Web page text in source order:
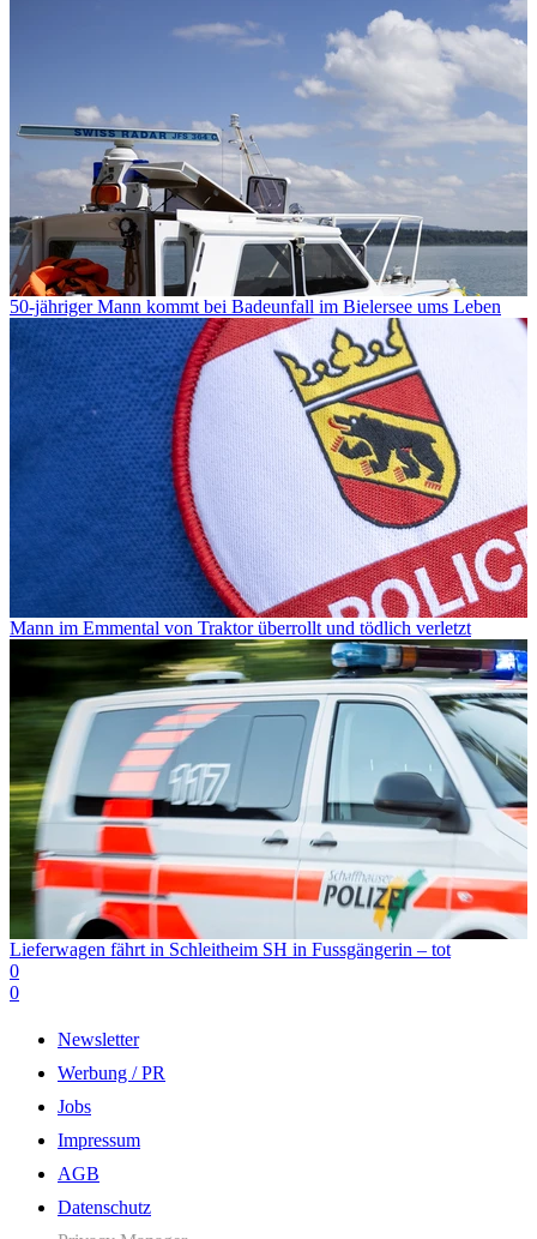
50-jähriger Mann kommt bei Badeunfall im Bielersee ums Leben
Mann im Emmental von Traktor überrollt und tödlich verletzt
Lieferwagen fährt in Schleitheim SH in Fussgängerin – tot
0
0
Newsletter
Werbung / PR
Jobs
Impressum
AGB
Datenschutz